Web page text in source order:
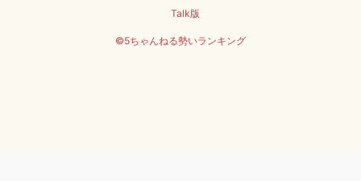
Talk版
©5ちゃんねる勢いランキング